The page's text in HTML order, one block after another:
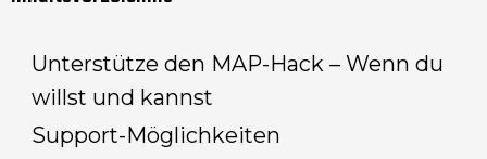
Unterstütze den MAP-Hack – Wenn du
willst und kannst
Support-Möglichkeiten